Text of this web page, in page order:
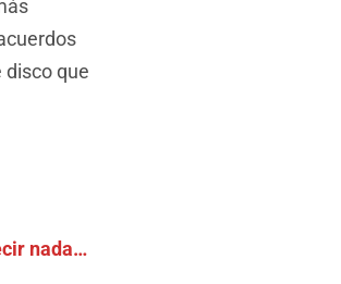
disco que
nada…